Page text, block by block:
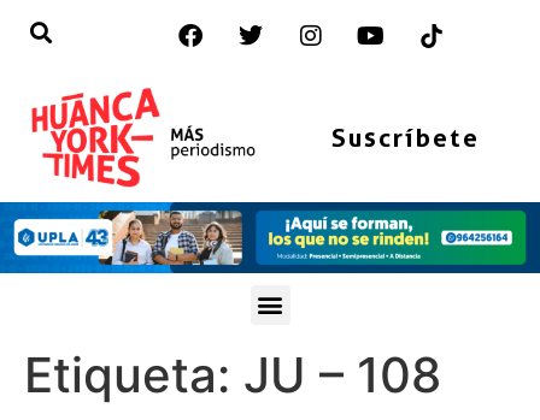
Suscríbete
Etiqueta: JU – 108